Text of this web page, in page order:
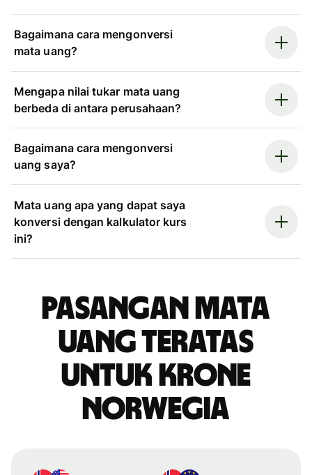
Bagaimana cara mengonversi
mata uang?
Mengapa nilai tukar mata uang
berbeda di antara perusahaan?
Bagaimana cara mengonversi
uang saya?
Mata uang apa yang dapat saya
konversi dengan kalkulator kurs
ini?
Pasangan mata
uang teratas
untuk krone
Norwegia